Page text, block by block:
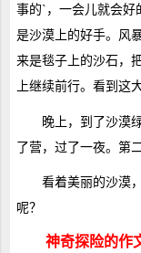
事的`，一会儿就会好
是沙漠上的好手。风
来是毯子上的沙石，
上继续前行。看到这
晚上，到了沙漠
了营，过了一夜。第
看着美丽的沙漠
呢？
神奇探险的作